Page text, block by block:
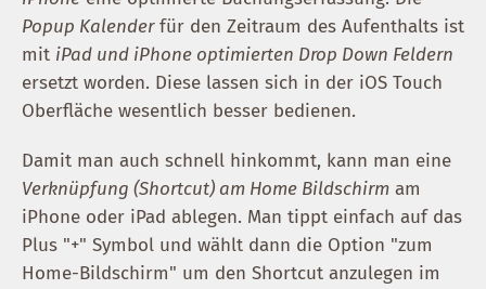
Popup Kalenderfür den Zeitraum des Aufenthalts ist
mit iPad und iPhone optimierten Drop Down Feldern
ersetzt worden. Diese lassen sich in der iOS Touch
Oberfläche wesentlich besser bedienen.
Damit man auch schnell hinkommt, kann man eine
Verknüpfung (Shortcut) am Home Bildschirm am
iPhone oder iPad ablegen. Man tippt einfach auf das
Plus "+" Symbol und wählt dann die Option "zum
Home-Bildschirm" um den Shortcut anzulegen im